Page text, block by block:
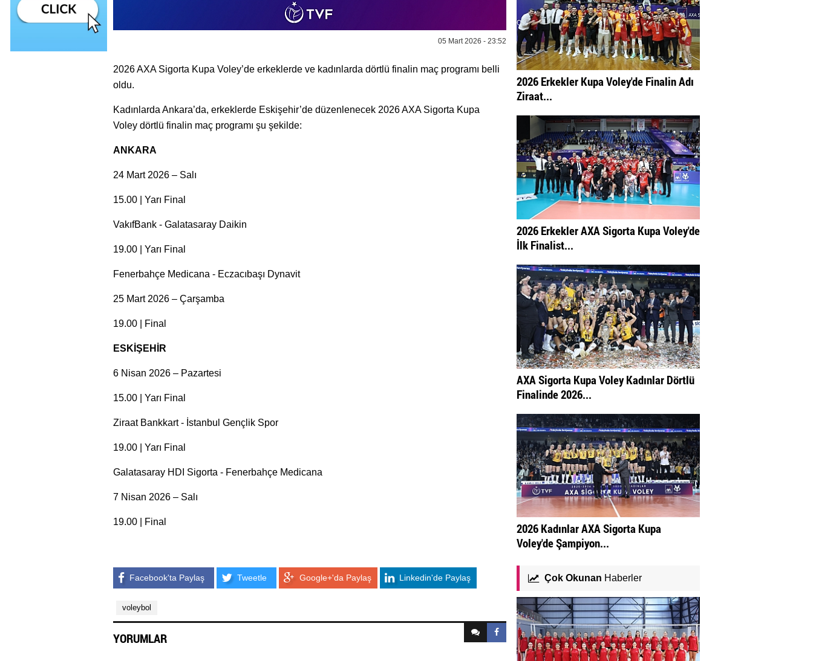
05 Mart 2026 - 23:52
2026 AXA Sigorta Kupa Voley’de erkeklerde ve kadınlarda dörtlü finalin maç programı belli
oldu.
Kadınlarda Ankara’da, erkeklerde Eskişehir’de düzenlenecek 2026 AXA Sigorta Kupa
Voley dörtlü finalin maç programı şu şekilde:
ANKARA
24 Mart 2026 – Salı
15.00 | Yarı Final
VakıfBank - Galatasaray Daikin
19.00 | Yarı Final
Fenerbahçe Medicana - Eczacıbaşı Dynavit
25 Mart 2026 – Çarşamba
19.00 | Final
ESKİŞEHİR
6 Nisan 2026 – Pazartesi
15.00 | Yarı Final
Ziraat Bankkart - İstanbul Gençlik Spor
19.00 | Yarı Final
Galatasaray HDI Sigorta - Fenerbahçe Medicana
7 Nisan 2026 – Salı
19.00 | Final
Facebook'ta Paylaş Tweetle Google+'da Paylaş Linkedin'de Paylaş
voleybol
YORUMLAR
2026 Erkekler Kupa Voley'de Finalin Adı
Ziraat...
2026 Erkekler AXA Sigorta Kupa Voley'de
İlk Finalist...
AXA Sigorta Kupa Voley Kadınlar Dörtlü
Finalinde 2026...
2026 Kadınlar AXA Sigorta Kupa
Voley'de Şampiyon...
Çok Okunan Haberler